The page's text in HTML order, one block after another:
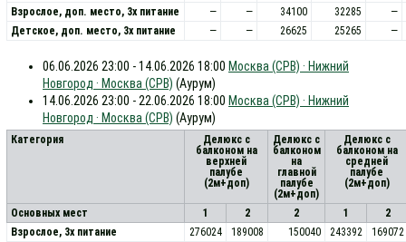
Взрослое, доп. место, 3x питание
— — 34100 32285
—
Детское, доп. место, 3x питание
— — 26625 25265 —
06.06.2026 23:00 - 14.06.2026 18:00 Москва (СРВ) · Нижний
Новгород · Москва (СРВ) (Аурум)
14.06.2026 23:00 - 22.06.2026 18:00 Москва (СРВ) · Нижний
Новгород · Москва (СРВ) (Аурум)
Категория
Делюкс с
балконом на
верхней
палубе
(2м+доп)
Делюкс с
балконом
на
главной
палубе
(2м+доп)
Делюкс с
балконом на
средней
палубе
(2м+доп)
Основных мест 1 2 2 1
2
Взрослое, 3х питание
276024 189008 150040 243392
169072